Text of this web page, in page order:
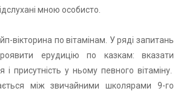
мною особисто.
вікторина по вітамінам. У ряді запитань
ерудицію по казкам: вказати
присутність у ньому певного вітаміну.
між звичайними школярами 9-го